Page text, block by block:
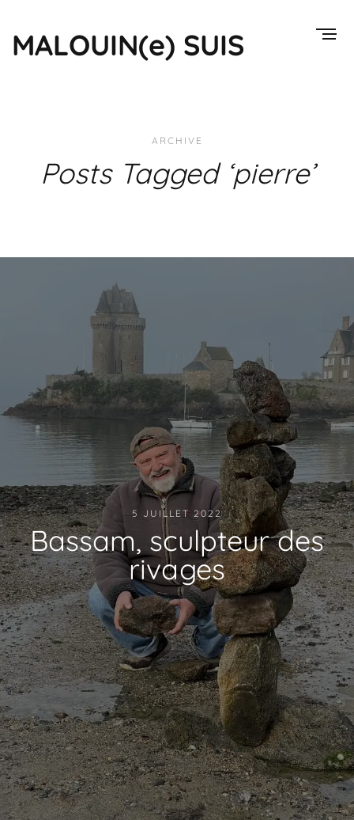
MALOUIN(e) SUIS
ARCHIVE
Posts Tagged ‘pierre’
5 JUILLET 2022
Bassam, sculpteur des
rivages